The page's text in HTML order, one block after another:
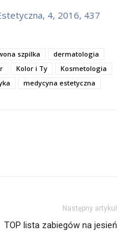
4, 2016, 437
szpilka
dermatologia
Kolor i Ty
Kosmetologia
medycyna estetyczna
Następny artykuł
TOP lista zabiegów na jesień